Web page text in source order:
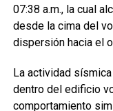
07:38 a.m., la cual
desde la cima del
dispersión hacia el
La actividad
dentro del edificio
comportamiento